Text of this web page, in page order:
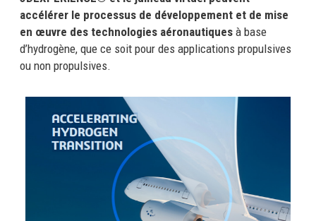
accélérer le processus de développement et de mise
en œuvre des technologies aéronautiquesà base
d’hydrogène, que ce soit pour des applications propulsives
ou non propulsives.